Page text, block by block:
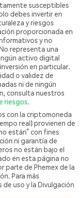
susceptibles
debes invertir en
y riesgos
proporcionada en
y no
representa una
activo digital
en particular.
o validez de
ni de ningún
consulta nuestros
riesgos.
con la criptomoneda
real) provienen de
están” con fines
ni garantía de
no están bajo el
en esta página no
parte de Phemex de la
Para más
uso y la Divulgación